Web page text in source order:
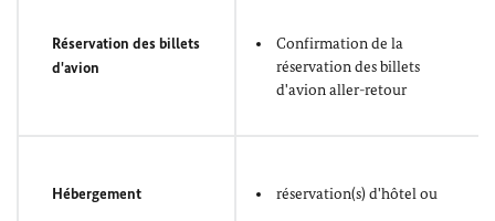
Réservation des billets
d'avion
Confirmation de la
réservation des billets
d'avion aller-retour
Hébergement réservation(s) d'hôtel ou